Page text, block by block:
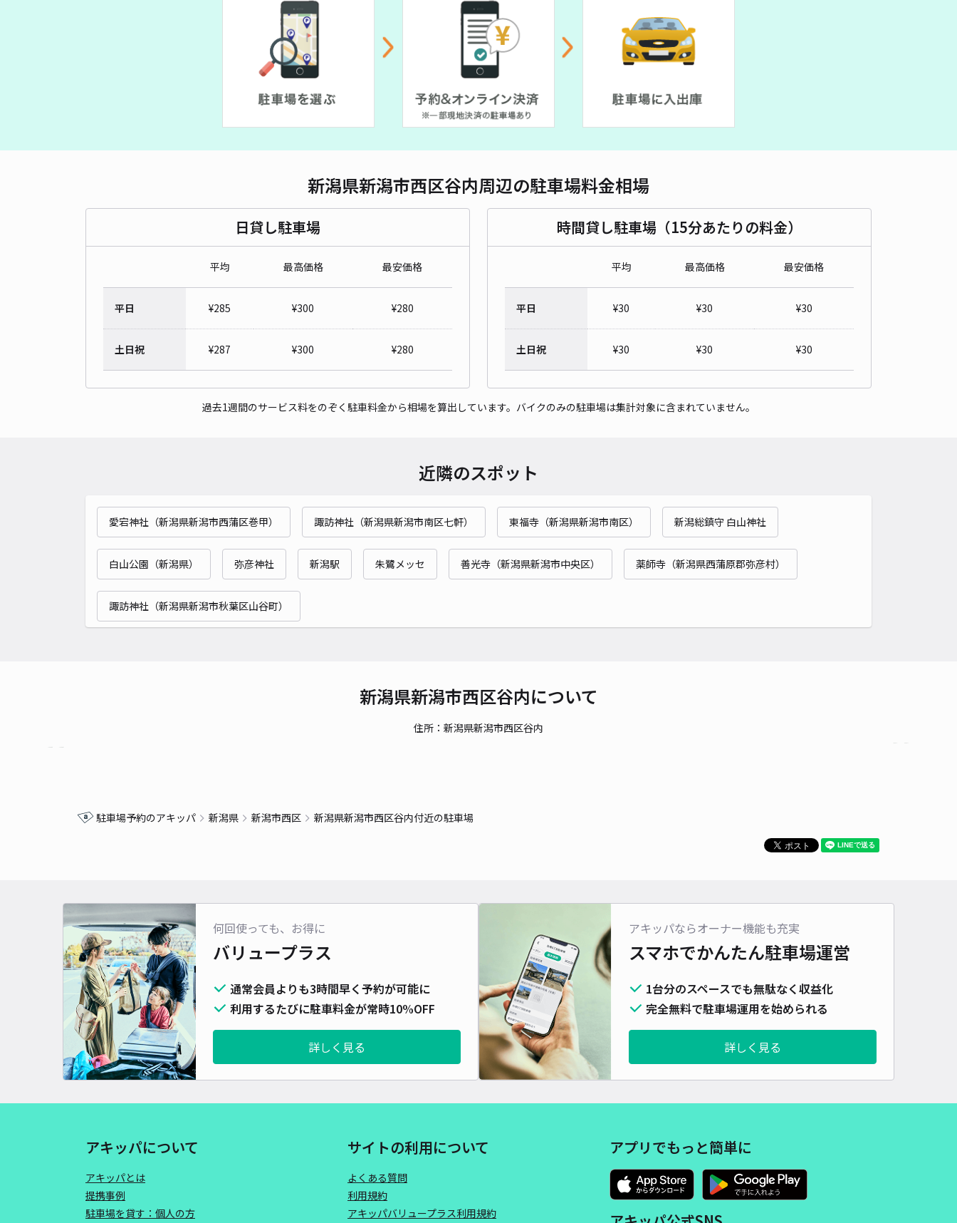
越後赤塚駅前【１】 終日可
4.9/ 11件
時間貸し可
対応車種
レオパレスルミエール駐車場【16648】
/ 0件
¥300〜/ 日
長さ 500cm 以下 車幅
新潟県新潟市西区谷内周辺の駐車場料金相場
日貸し駐車場
平均 最高価格 最安価格
平日 ¥285 ¥300 ¥280
土日祝 ¥287 ¥300 ¥280
時間貸し駐車場（15分あたりの料金）
平均 最高価格 最安価格
平日 ¥30 ¥30 ¥30
土日祝 ¥30 ¥30 ¥30
過去1週間のサービス料をのぞく駐車料金から相場を算出しています。バイクのみの駐車場は集計対象に含まれていません。
近隣のスポット
愛宕神社（新潟県新潟市西蒲区巻甲） 諏訪神社（新潟県新潟市南区七軒） 東福寺（新潟県新潟市南区） 新潟総鎮守 白山神社
白山公園（新潟県） 弥彦神社 新潟駅 朱鷺メッセ 善光寺（新潟県新潟市中央区） 薬師寺（新潟県西蒲原郡弥彦村）
諏訪神社（新潟県新潟市秋葉区山谷町）
新潟県新潟市西区谷内について
住所：新潟県新潟市西区谷内
駐車場予約のアキッパ 新潟県 新潟市西区 新潟県新潟市西区谷内付近の駐車場
何回使っても、お得に
バリュープラス
通常会員よりも3時間早く予約が可能に
利用するたびに駐車料金が常時10%OFF
詳しく見る
アキッパならオーナー機能も充実
スマホでかんたん駐車場運営
1台分のスペースでも無駄なく収益化
完全無料で駐車場運用を始められる
詳しく見る
アキッパについて
アキッパとは
提携事例
駐車場を貸す：個人の方
サイトの利用について
よくある質問
利用規約
アキッパバリュープラス利用規約
アプリでもっと簡単に